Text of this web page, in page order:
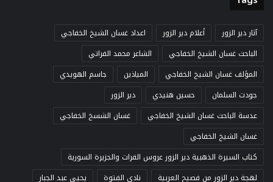
آثار دير الزور أعلام دير الزور
اعداد غسان الشيخ الخفاجي
الباحث غسان الشيخ الخفاجي
الشاعر محمد الفراتي
المؤلف غسان الشيخ الخفاجي
المياذين
جاسم الهويدي
جودت السلمان
حسين هنيدي
دير الزور
عدسة الباحث غسان الشيخ الخفاجي
غسان الشسخ الخفاجي
غسان الشيخ الخفاجي
كتاب السيرة الذهبية دير الزور عروس الفرات والجزيرة السورية
لهجة دير الزور من فصيح العربية
نادي الفتوة يحيى عبد الجبار